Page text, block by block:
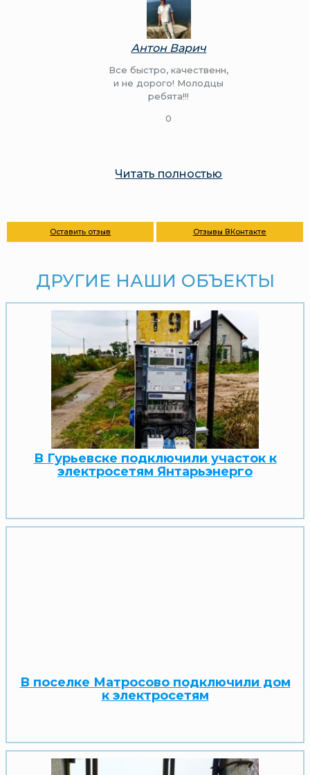
Антон Варич
Все быстро, качественн,
и не дорого! Молодцы
ребята!!!
0
Читать полностью
Оставить отзыв Отзывы ВКонтакте
ДРУГИЕ НАШИ ОБЪЕКТЫ
В Гурьевске подключили участок к
электросетям Янтарьэнерго
В поселке Матросово подключили дом
к электросетям